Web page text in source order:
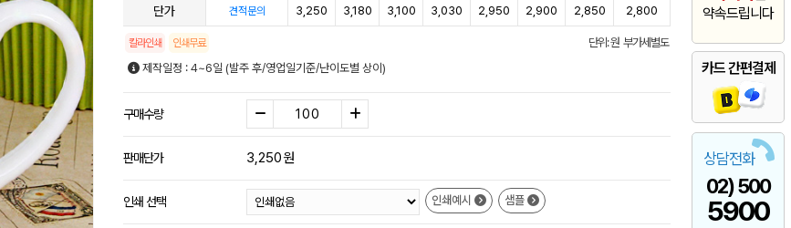
약속드립니다
카드 간편결제
상담전화
02) 500
5900
단가 견적문의 3,250 3,180 3,100 3,030 2,950 2,900 2,850 2,800
칼라인쇄 인쇄무료
단위: 원 부가세별도
제작일정 : 4~6일 (발주 후/영업일기준/난이도별 상이)
구매수량
판매단가 3,250원
인쇄 선택 인쇄예시 샘플